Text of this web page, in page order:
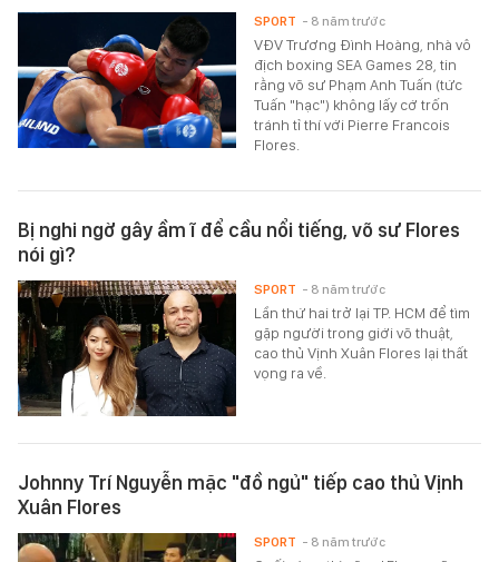
VĐV Trương Đình Hoàng, nhà vô
địch boxing SEA Games 28, tin
rằng võ sư Phạm Anh Tuấn (tức
Tuấn "hạc") không lấy cớ trốn
tránh tỉ thí với Pierre Francois
Flores.
SPORT - 8 năm trước
Bị nghi ngờ gây ầm ĩ để cầu nổi tiếng, võ sư Flores
nói gì?
Lần thứ hai trở lại TP. HCM để tìm
gặp người trong giới võ thuật,
cao thủ Vịnh Xuân Flores lại thất
vọng ra về.
SPORT - 8 năm trước
Johnny Trí Nguyễn mặc "đồ ngủ" tiếp cao thủ Vịnh
Xuân Flores
SPORT - 8 năm trước